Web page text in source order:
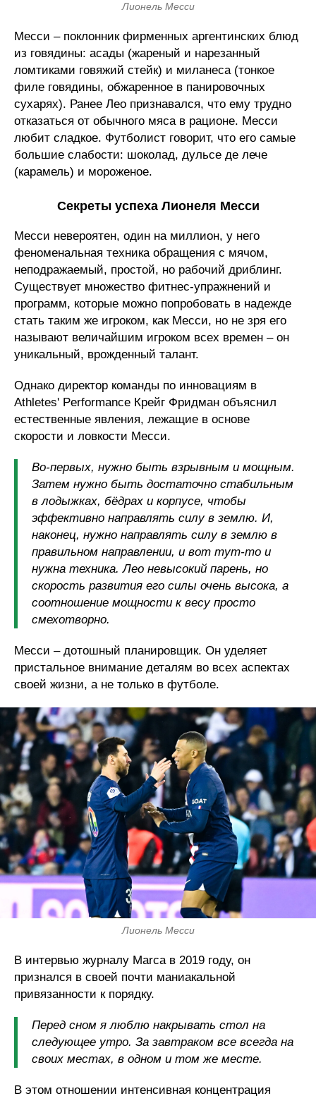
Лионель Месси
Месси – поклонник фирменных аргентинских блюд
из говядины: асады (жареный и нарезанный
ломтиками говяжий стейк) и миланеса (тонкое
филе говядины, обжаренное в панировочных
сухарях). Ранее Лео признавался, что ему трудно
отказаться от обычного мяса в рационе. Месси
любит сладкое. Футболист говорит, что его самые
большие слабости: шоколад, дульсе де лече
(карамель) и мороженое.
Секреты успеха Лионеля Месси
Месси невероятен, один на миллион, у него
феноменальная техника обращения с мячом,
неподражаемый, простой, но рабочий дриблинг.
Существует множество фитнес-упражнений и
программ, которые можно попробовать в надежде
стать таким же игроком, как Месси, но не зря его
называют величайшим игроком всех времен – он
уникальный, врожденный талант.
Однако директор команды по инновациям в
Athletes' Performance Крейг Фридман объяснил
естественные явления, лежащие в основе
скорости и ловкости Месси.
Во-первых, нужно быть взрывным и мощным.
Затем нужно быть достаточно стабильным
в лодыжках, бёдрах и корпусе, чтобы
эффективно направлять силу в землю. И,
наконец, нужно направлять силу в землю в
правильном направлении, и вот тут-то и
нужна техника. Лео невысокий парень, но
скорость развития его силы очень высока, а
соотношение мощности к весу просто
смехотворно.
Месси – дотошный планировщик. Он уделяет
пристальное внимание деталям во всех аспектах
своей жизни, а не только в футболе.
Лионель Месси
В интервью журналу Marca в 2019 году, он
признался в своей почти маниакальной
привязанности к порядку.
Перед сном я люблю накрывать стол на
следующее утро. За завтраком все всегда на
своих местах, в одном и том же месте.
В этом отношении интенсивная концентрация